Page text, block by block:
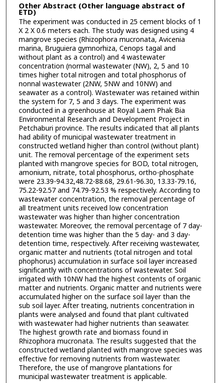
Other Abstract (Other language abstract of
ETD)
The experiment was conducted in 25 cement blocks of 1
X 2 X 0.6 meters each. The study was designed using 4
mangrove species (Rhizophora mucronata, Avicenia
marina, Bruguiera gymnorhiza, Cenops tagal and
without plant as a control) and 4 wastewater
concentration (normal wastewater (NW), 2, 5 and 10
times higher total nitrogen and total phosphorus of
nonnal wastewater (2NW, 5NW and 10NW) and
seawater as a control). Wastewater was retained within
the system for 7, 5 and 3 days. The experiment was
conducted in a greenhouse at Royal Laem Phak Bia
Environmental Research and Development Project in
Petchaburi province. The results indicated that all plants
had ability of municipal wastewater treatment in
constructed wetland higher than control (without plant)
unit. The removal percentage of the experiment sets
planted with mangrove species for BOD, total nitrogen,
amonium, nitrate, total phosphorus, ortho-phosphate
were 23.39-94.32,48.72-88.68, 29.61-96.30, 13.33-79.16,
75.22-92.57 and 74.79-92.53 % respectively. According to
wastewater concentration, the removal percentage of
all treatment units received low concentration
wastewater was higher than higher concentration
wastewater. Moreover, the removal percentage of 7 day-
detention time was higher than the 5 day- and 3 day-
detention time, respectively. After receiving wastewater,
organic matter and nutrients (total nitrogen and total
phophorus) accumulation in surface soil layer increased
significantly with concentrations of wastewater. Soil
irrigated with 10NW had the highest contents of organic
matter and nutrients. Organic matter and nutrients were
accumulated higher on the surface soil layer than the
sub soil layer. After treating, nutrients concentration in
plants were analysed and found that plant cultivated
with wastewater had higher nutrients than seawater.
The highest growth rate and biomass found in
Rhizophora mucronata. The results suggested that the
constructed wetland planted with mangrove species was
effective for removing nutrients from wastewater.
Therefore, the use of mangrove plantations for
municipal wastewater treatment is applicable.